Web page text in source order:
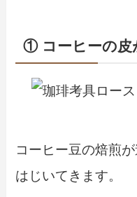
① コーヒーの皮
コーヒー豆の焙煎
はじいてきます。